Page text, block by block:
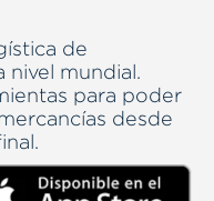
de
mundial.
para poder
desde